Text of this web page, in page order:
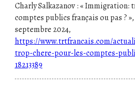
Charly Salkazanov : « Immigration:
comptes publics français ou pas ? »,
septembre 2024,
https://www.trtfrancais.com/
trop-chere-pour-les-comptes-
18213389